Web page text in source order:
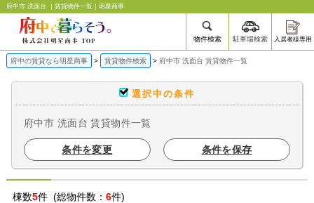
府中市 洗面台 ｜賃貸物件一覧｜明星商事
物件検索 駐車場検索 入居者様専用
府中の賃貸なら明星商事 賃貸物件検索 府中市 洗面台 賃貸物件一覧
選択中の条件
府中市 洗面台 賃貸物件一覧
条件を変更 条件を保存
棟数5件 (総物件数： 6件)